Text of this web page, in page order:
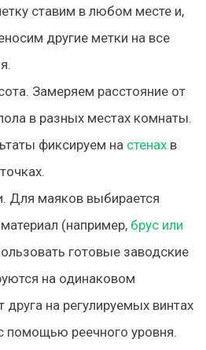
ставим в любом месте и,
другие метки на все
Замеряем расстояние от
в разных местах комнаты.
фиксируем на стенахв
Для маяков выбирается
(например, брус или
готовые заводские
на одинаковом
друга на регулируемых винтах
помощью реечного уровня.